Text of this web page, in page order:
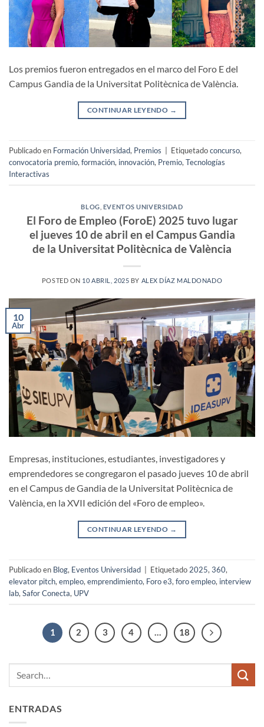
Los premios fueron entregados en el marco del Foro E del
Campus Gandia de la Universitat Politècnica de València.
CONTINUAR LEYENDO →
Publicado en Formación Universidad, Premios Etiquetadoconcurso,
convocatoria premio,formación, innovación, Premio,Tecnologías
Interactivas
BLOG EVENTOS UNIVERSIDAD
El Foro de Empleo (ForoE) 2025 tuvo lugar
el jueves 10 de abril en el Campus Gandia
de la Universitat Politècnica de València
POSTED ON 10 ABRIL, 2025 BY ALEX DÍAZ MALDONADO
10
Abr
Empresas, instituciones, estudiantes, investigadores y
emprendedores se congregaron el pasado jueves 10 de abril
en el Campus de Gandia de la Universitat Politècnica de
València, en la XVII edición del «Foro de empleo».
CONTINUAR LEYENDO →
Publicado en Blog, Eventos Universidad Etiquetado2025,360,
elevator pitch,empleo,emprendimiento, Foro e3,foro empleo, interview
lab,Safor Conecta, UPV
1 2 3 4 … 18
ENTRADAS